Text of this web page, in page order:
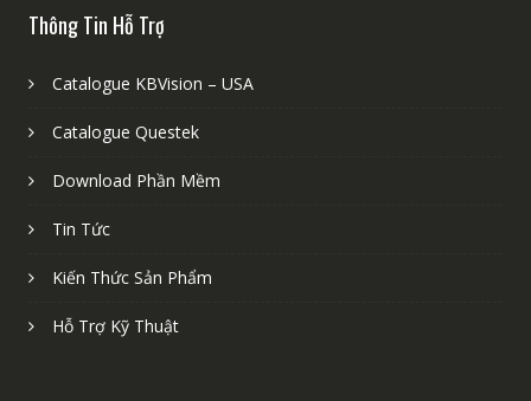
Thông Tin Hỗ Trợ
Catalogue KBVision – USA
Catalogue Questek
Download Phần Mềm
Tin Tức
Kiến Thức Sản Phẩm
Hỗ Trợ Kỹ Thuật